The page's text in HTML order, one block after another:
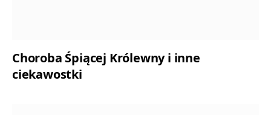
Choroba Śpiącej Królewny i inne
ciekawostki